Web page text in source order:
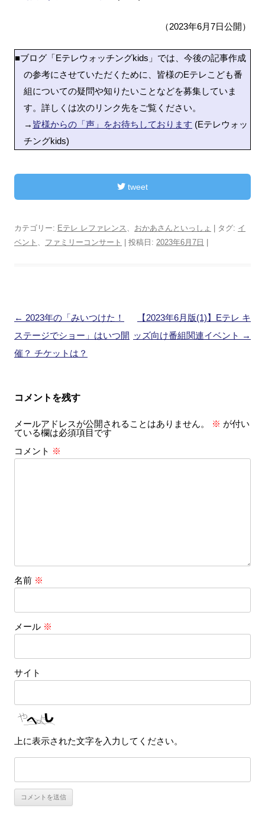
（2023年6月7日公開）
■ブログ「Eテレウォッチングkids」では、今後の記事作成
の参考にさせていただくために、皆様のEテレこども番
組についての疑問や知りたいことなどを募集していま
す。詳しくは次のリンク先をご覧ください。
→ 皆様からの「声」をお待ちしております (Eテレウォッ
チングkids)
tweet
カテゴリー: Eテレ レファレンス 、 おかあさんといっしょ | タグ: イ
ベント 、 ファミリーコンサート | 投稿日: 2023年6月7日
投
稿
ナ
シ
ン
← 2023年の「みいつけた！
ステージでショー」はいつ開
催？ チケットは？
【2023年6月版(1)】Eテレ キ
ッズ向け番組関連イベント →
コメントを残す
メールアドレスが公開されることはありません。 ※ が付い
ている欄は必須項目です
コメント ※
名前 ※
メール ※
サイト
上に表示された文字を入力してください。